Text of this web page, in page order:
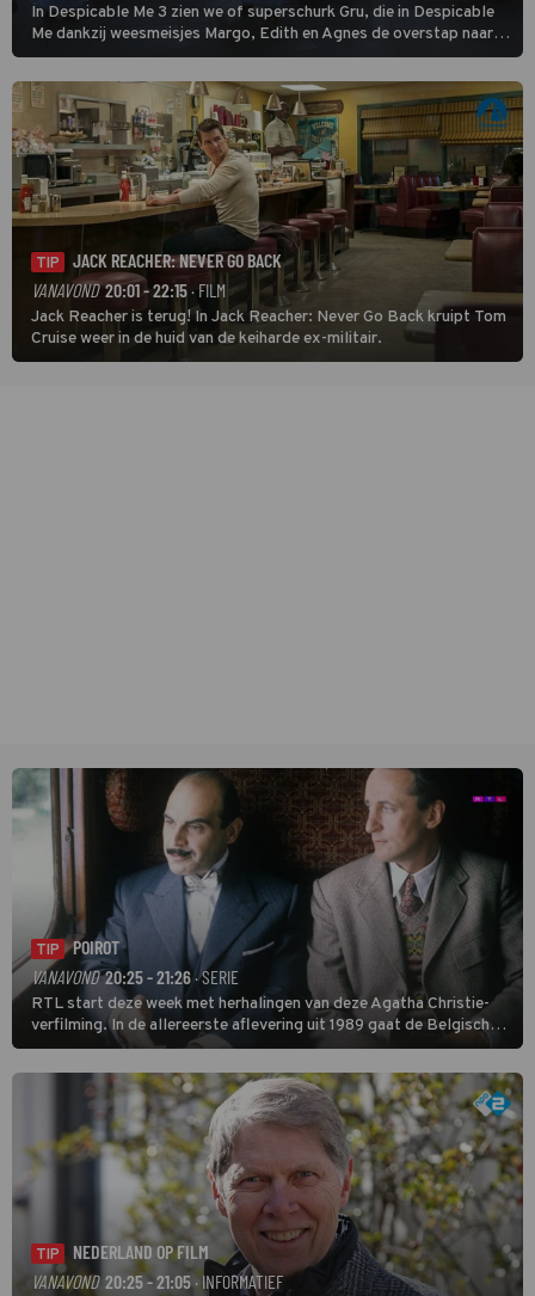
In Despicable Me 3 zien we of superschurk Gru, die in Despicable
Me dankzij weesmeisjes Margo, Edith en Agnes de overstap naar
het rechte pad maakte, ook op dat pad weet te blijven.
TIP
JACK REACHER: NEVER GO BACK
VANAVOND 20:01 - 22:15· FILM
Jack Reacher is terug! In Jack Reacher: Never Go Back kruipt Tom
Cruise weer in de huid van de keiharde ex-militair.
TIP
POIROT
VANAVOND 20:25 - 21:26 · SERIE
RTL start deze week met herhalingen van deze Agatha Christie-
verfilming. In de allereerste aflevering uit 1989 gaat de Belgische
speurder op zoek naar een vermiste kok. Poirot raakt al snel
verwikkeld in een moordzaak. (HH)
TIP
NEDERLAND OP FILM
VANAVOND 20:25 - 21:05· INFORMATIEF